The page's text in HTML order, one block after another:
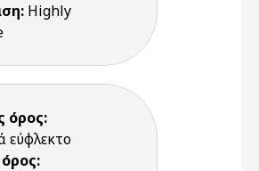
Highly
όρος:
εύφλεκτο